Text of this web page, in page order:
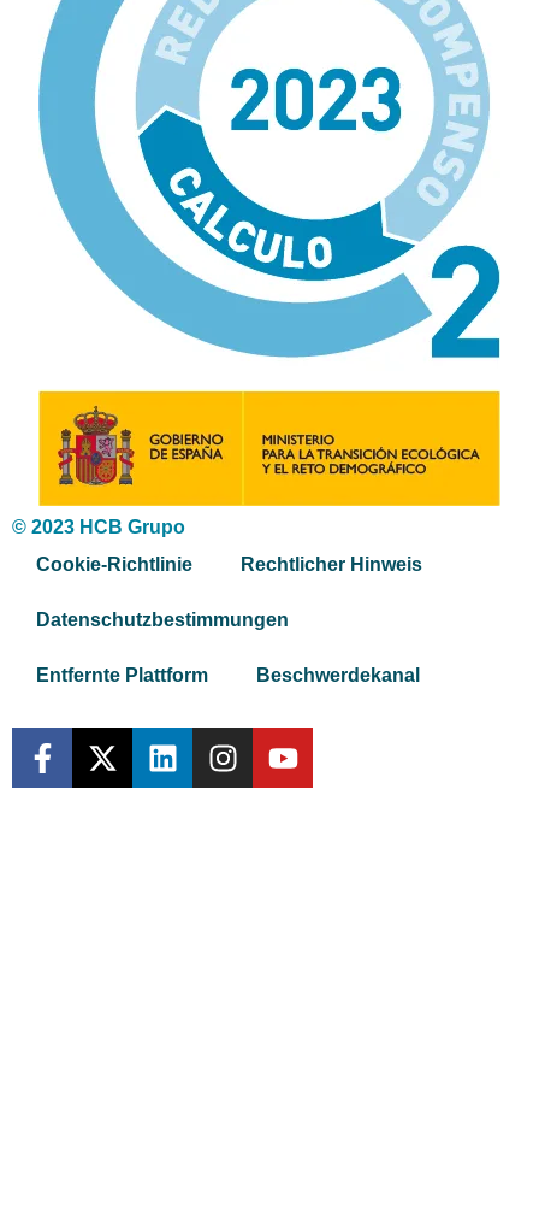
© 2023 HCB Grupo
Cookie-Richtlinie
Rechtlicher Hinweis
Datenschutzbestimmungen
Entfernte Plattform Beschwerdekanal